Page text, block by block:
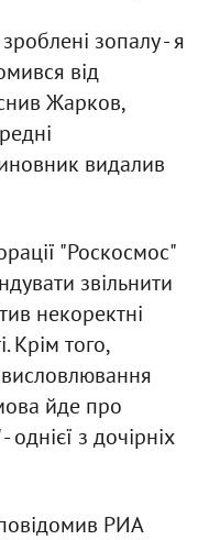
зопалу - я
від
Жарков,
видалив
"Роскосмос"
звільнити
некоректні
Крім того,
йде про
з дочірніх
РИА